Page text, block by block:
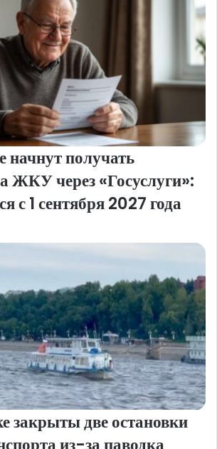
начнут получать
ЖКУ через «Госуслуги»:
с 1 сентября 2027 года
закрыты две остановки